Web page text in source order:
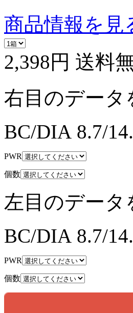
商品情報を見
2,398円 送料
右目のデータ
BC/DIA 8.7/
PWR
個数
左目のデータ
BC/DIA 8.7/
PWR
個数